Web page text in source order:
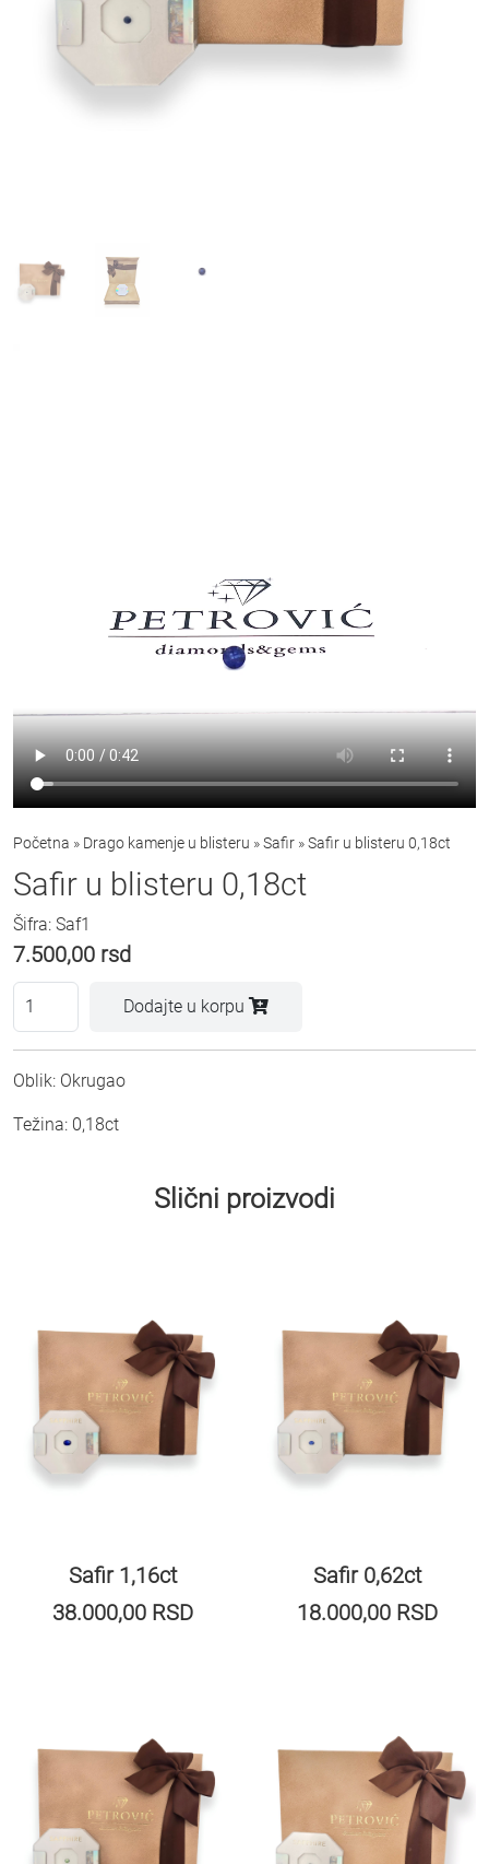
Početna » Drago kamenje u blisteru »Safir »Safir u blisteru 0,18ct
Safir u blisteru 0,18ct
Šifra: Saf1
7.500,00 rsd
Dodajte u korpu
Oblik: Okrugao
Težina: 0,18ct
Slični proizvodi
Safir 1,16ct
38.000,00 RSD
Safir 0,62ct
18.000,00 RSD